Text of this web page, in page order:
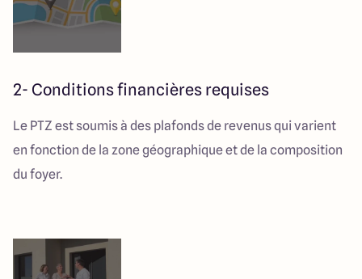
2- Conditions financières requises
Le PTZ est soumis à des plafonds de revenus qui varient
en fonction de la zone géographique et de la composition
du foyer.